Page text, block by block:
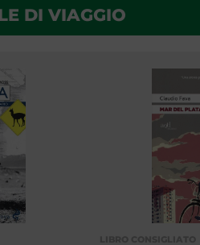
DI VIAGGIO